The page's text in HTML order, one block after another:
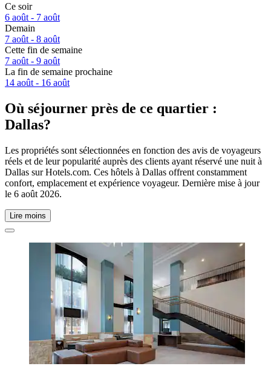
Ce soir
6 août - 7 août
Demain
7 août - 8 août
Cette fin de semaine
7 août - 9 août
La fin de semaine prochaine
14 août - 16 août
Où séjourner près de ce quartier :
Dallas?
Les propriétés sont sélectionnées en fonction des avis de voyageurs
réels et de leur popularité auprès des clients ayant réservé une nuit à
Dallas sur Hotels.com. Ces hôtels à Dallas offrent constamment
confort, emplacement et expérience voyageur. Dernière mise à jour
le 6 août 2026.
Lire moins